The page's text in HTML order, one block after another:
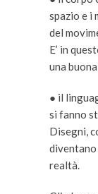
spazio e i
del
E’ in
una
● il
si fanno
Disegni,
realtà.